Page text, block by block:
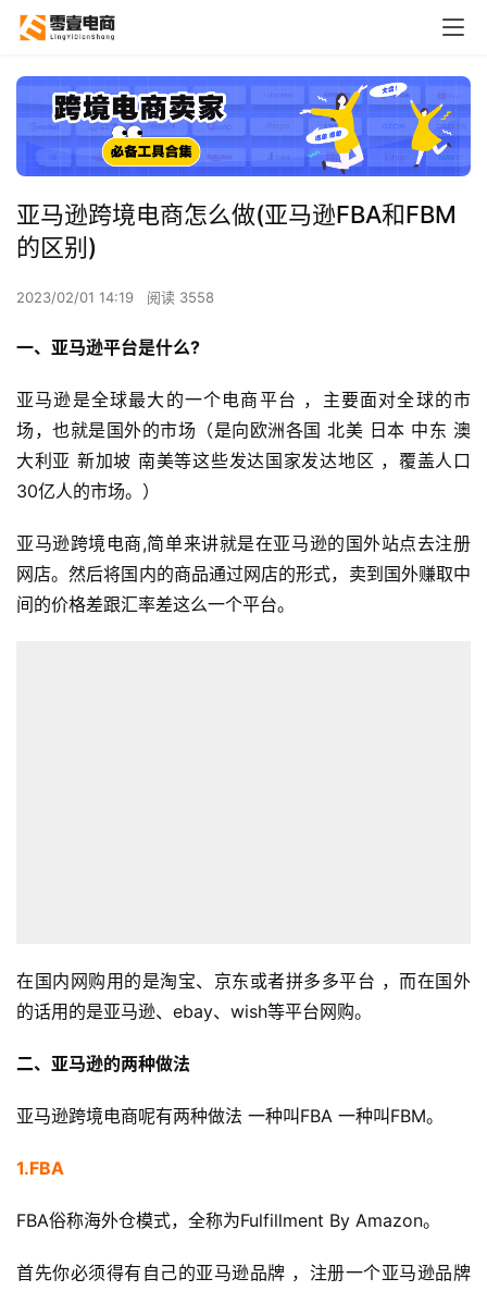
亚马逊跨境电商怎么做(亚马逊FBA和FBM
的区别)
2023/02/01 14:19 阅读 3558
一、亚马逊平台是什么?
亚马逊是全球最大的一个电商平台 ，主要面对全球的市
场，也就是国外的市场（是向欧洲各国 北美 日本 中东 澳
大利亚 新加坡 南美等这些发达国家发达地区 ，覆盖人口
30亿人的市场。）
亚马逊跨境电商,简单来讲就是在亚马逊的国外站点去注册
网店。然后将国内的商品通过网店的形式，卖到国外赚取中
间的价格差跟汇率差这么一个平台。
在国内网购用的是淘宝、京东或者拼多多平台 ，而在国外
的话用的是亚马逊、ebay、wish等平台网购。
二、亚马逊的两种做法
亚马逊跨境电商呢有两种做法 一种叫FBA 一种叫FBM。
1.FBA
FBA俗称海外仓模式，全称为Fulfillment By Amazon。
首先你必须得有自己的亚马逊品牌 ，注册一个亚马逊品牌